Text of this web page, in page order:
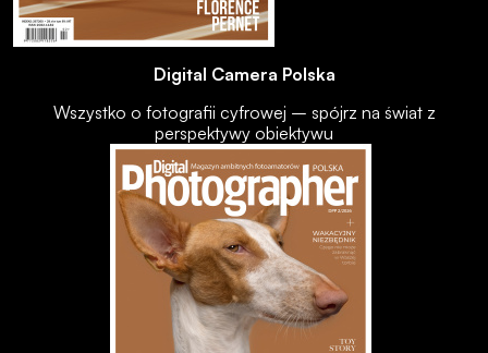
Digital Camera Polska
Wszystko o fotografii cyfrowej – spójrz na świat z
perspektywy obiektywu